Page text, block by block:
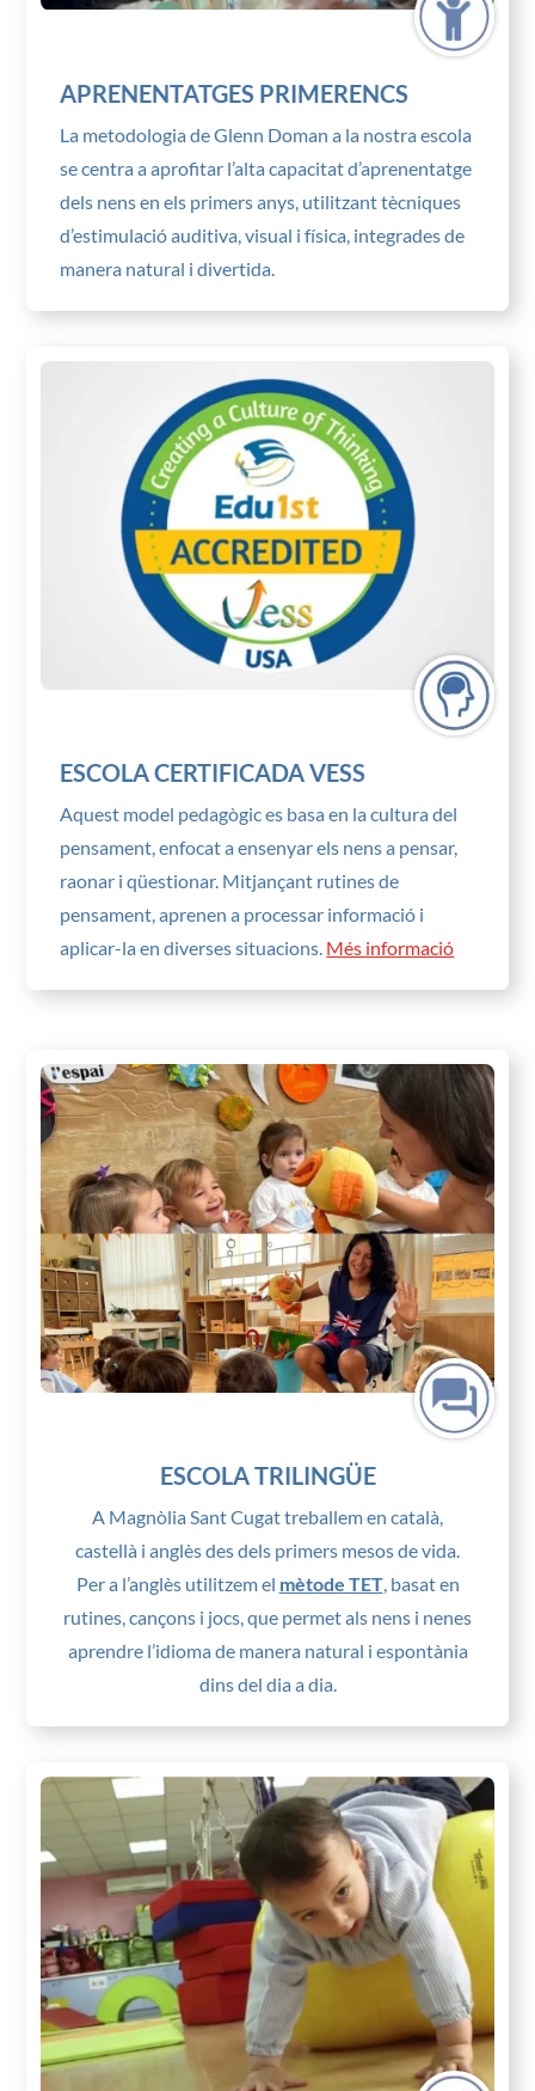
APRENENTATGES PRIMERENCS
La metodologia de Glenn Doman a la nostra escola
se centra a aprofitar l’alta capacitat d’aprenentatge
dels nens en els primers anys, utilitzant tècniques
d’estimulació auditiva, visual i física, integrades de
manera natural i divertida.
ESCOLA CERTIFICADA VESS
Aquest model pedagògic es basa en la cultura del
pensament, enfocat a ensenyar els nens a pensar,
raonar i qüestionar. Mitjançant rutines de
pensament, aprenen a processar informació i
aplicar-la en diverses situacions. Més informació
ESCOLA TRILINGÜE
A Magnòlia Sant Cugat treballem en català,
castellà i anglès des dels primers mesos de vida.
Per a l’anglès utilitzem el mètode TET, basat en
rutines, cançons i jocs, que permet als nens i nenes
aprendre l’idioma de manera natural i espontània
dins del dia a dia.